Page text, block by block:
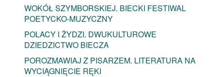
WOKÓŁ SZYMBORSKIEJ. BIECKI FESTIWAL
POETYCKO-MUZYCZNY
POLACY I ŻYDZI. DWUKULTUROWE
DZIEDZICTWO BIECZA
POROZMAWIAJ Z PISARZEM. LITERATURA NA
WYCIĄGNIĘCIE RĘKI